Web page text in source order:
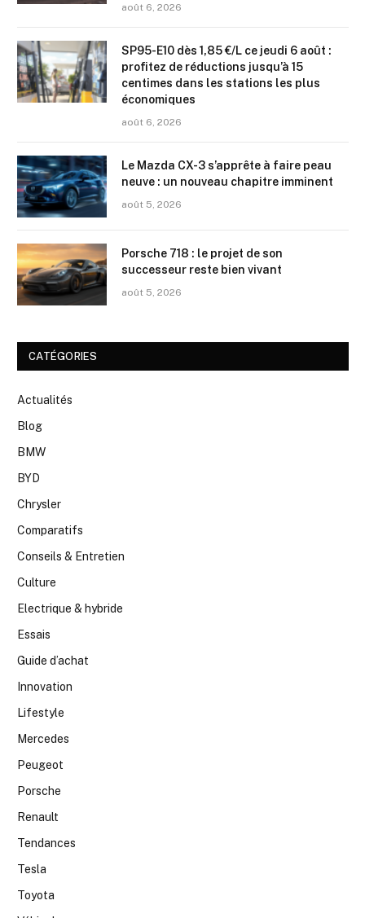
août 6, 2026
SP95-E10 dès 1,85 €/L ce jeudi 6 août :
profitez de réductions jusqu’à 15
centimes dans les stations les plus
économiques
août 6, 2026
Le Mazda CX-3 s’apprête à faire peau
neuve : un nouveau chapitre imminent
août 5, 2026
Porsche 718 : le projet de son
successeur reste bien vivant
août 5, 2026
CATÉGORIES
Actualités
Blog
BMW
BYD
Chrysler
Comparatifs
Conseils & Entretien
Culture
Electrique & hybride
Essais
Guide d’achat
Innovation
Lifestyle
Mercedes
Peugeot
Porsche
Renault
Tendances
Tesla
Toyota